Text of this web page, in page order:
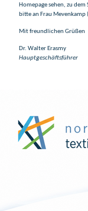
Homepage sehen, zu
bitte an Frau Mevenkamp (
Mit freundlichen Grüßen
Dr. Walter Erasmy
Hauptgeschäftsführer